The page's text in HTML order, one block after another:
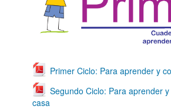
Primer Ciclo: Para aprender y
Segundo Ciclo: Para aprender
casa